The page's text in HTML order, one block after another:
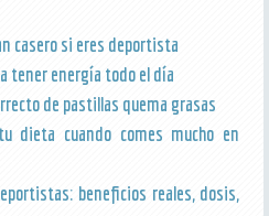
casero si eres deportista
tener energía todo el día
de pastillas quema grasas
dieta cuando comes mucho en
beneficios reales, dosis,